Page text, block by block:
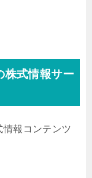
株式情報サー
報コンテンツ